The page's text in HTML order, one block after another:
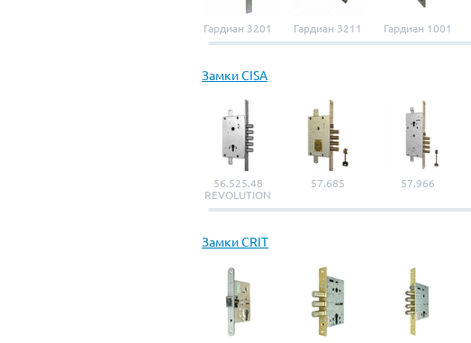
Гардиан 3201 Гардиан 3211 Гардиан 1001
Замки CISA
56.525.48
REVOLUTION
57.685 57.966
Замки CRIT